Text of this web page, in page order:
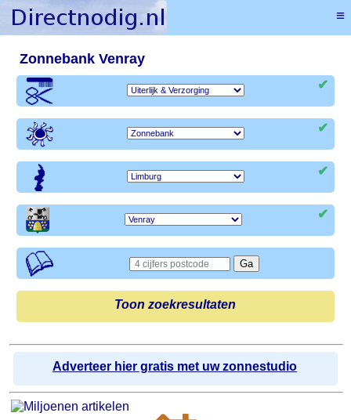
Zonnebank Venray
✔
✔
✔
✔
Toon zoekresultaten
Adverteer hier gratis met uw zonnestudio
≡